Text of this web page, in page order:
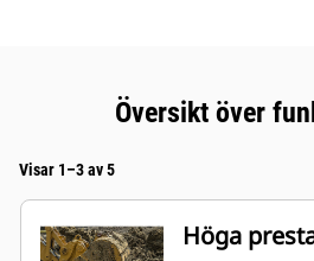
Översikt över
Visar 1–3 av 5
Höga